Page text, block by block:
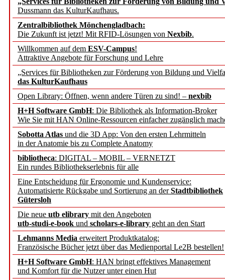
Dussmann das KulturKaufhaus.
Zentralbibliothek Mönchengladbach:
Die Zukunft ist jetzt! Mit RFID-Lösungen von Nexbib.
Willkommen auf dem ESV-Campus!
Attraktive Angebote für Forschung und Lehre
„Services für Bibliotheken zur Förderung von Bildung und
das KulturKaufhaus
Open Library: Öffnen, wenn andere Türen zu sind! – nexbib
H+H Software GmbH: Die Bibliothek als Information-Broker
Wie Sie mit HAN Online-Ressourcen einfacher zugänglich
Sobotta Atlas und die 3D App: Von den ersten Lehrmitteln
in der Anatomie bis zu Complete Anatomy
bibliotheca: DIGITAL – MOBIL – VERNETZT
Ein rundes Bibliothekserlebnis für alle
Eine Entscheidung für Ergonomie und Kundenservice:
Automatisierte Rückgabe und Sortierung an derStadtbibliothek
Gütersloh
Die neue utb elibrary mit den Angeboten
utb-studi-e-book und scholars-e-library geht an den Start
Lehmanns Media erweitert Produktkatalog:
Französische Bücher jetzt über das Medienportal Le2B bestellen!
H+H Software GmbH: HAN bringt effektives Management
und Komfort für die Nutzer unter einen Hut
angepasst
konstruktiv!
Mohr Siebeck
und die Zeitschrift für
Francke Attempto
EBSCO Information
Recherchefunktionen in
Sorbisches Institut neu
Geschichte und
Künstliche Intelligenz
besser zu verstehen